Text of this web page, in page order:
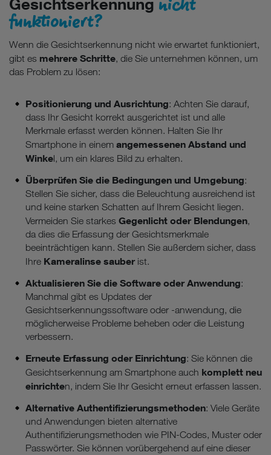
funktioniert?
Wenn die Gesichtserkennung nicht wie erwartet funktioniert,
gibt es mehrere Schritte, die Sie unternehmen können, um
das Problem zu lösen:
Positionierung und Ausrichtung: Achten Sie darauf,
dass Ihr Gesicht korrekt ausgerichtet ist und alle
Merkmale erfasst werden können. Halten Sie Ihr
Smartphone in einem angemessenen Abstand und
Winkel, um ein klares Bild zu erhalten.
Überprüfen Sie die Bedingungen und Umgebung:
Stellen Sie sicher, dass die Beleuchtung ausreichend ist
und keine starken Schatten auf Ihrem Gesicht liegen.
Vermeiden Sie starkes Gegenlicht oder Blendungen,
da dies die Erfassung der Gesichtsmerkmale
beeinträchtigen kann. Stellen Sie außerdem sicher, dass
Ihre Kameralinse sauber ist.
Aktualisieren Sie die Software oder Anwendung:
Manchmal gibt es Updates der
Gesichtserkennungssoftware oder -anwendung, die
möglicherweise Probleme beheben oder die Leistung
verbessern.
Erneute Erfassung oder Einrichtung: Sie können die
Gesichtserkennung am Smartphone auch komplett neu
einrichten, indem Sie Ihr Gesicht erneut erfassen lassen.
Alternative Authentifizierungsmethoden: Viele Geräte
und Anwendungen bieten alternative
Authentifizierungsmethoden wie PIN-Codes, Muster oder
Passwörter. Sie können vorübergehend auf eine dieser